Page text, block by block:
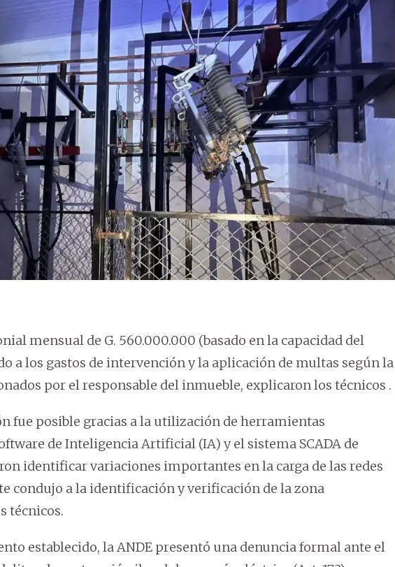
mensual de G. 560.000.000 (basado en la capacidad del
a los gastos de intervención y la aplicación de multas según la
por el responsable del inmueble, explicaron los técnicos .
fue posible gracias a la utilización de herramientas
de Inteligencia Artificial (IA) y el sistema SCADA de
identificar variaciones importantes en la carga de las redes
condujo a la identificación y verificación de la zona
técnicos.
establecido, la ANDE presentó una denuncia formal ante el